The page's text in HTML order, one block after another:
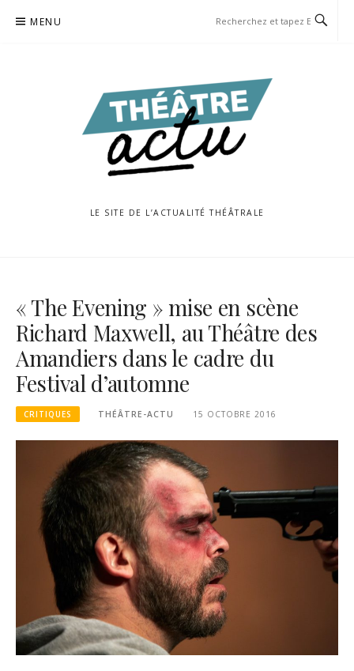
MENU
LE SITE DE L’ACTUALITÉ THÉÂTRALE
« The Evening » mise en scène
Richard Maxwell, au Théâtre des
Amandiers dans le cadre du
Festival d’automne
CRITIQUES THÉÂTRE-ACTU 15 OCTOBRE 2016